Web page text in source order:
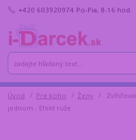
+420 603920974 Po-Pia, 8-16 hod.
Úvod Pre koho Ženy
jednom - Efekt ruže